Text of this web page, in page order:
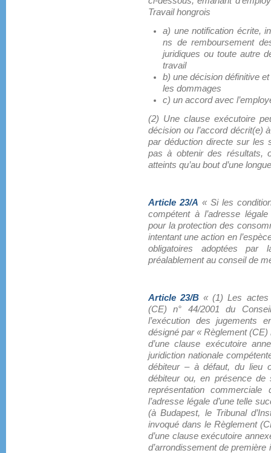
Travail hongrois
a) une notification écrite,
ns de remboursement
juridiques ou toute autre
travail
b) une décision définitive
les dommages
c) un accord avec
(2) Une clause exécutoire
décision ou l’accord décrit(e)
par déduction directe sur les
pas à obtenir des résultats,
atteints qu’au bout d’une
Article 23/A « Si les
compétent à l’adresse
pour la protection des
intentant une action en
obligatoires adoptées
préalablement au conseil de
Article 23/B « (1) Les actes
(CE) n° 44/2001 du
l’exécution des jugements
désigné par « Règlement
d’une clause exécutoire
juridiction nationale
débiteur – à défaut, du lieu
débiteur ou, en présence de
représentation
l’adresse légale d’une telle
(à Budapest, le Tribunal
invoqué dans le Règlement
d’une clause exécutoire
d’arrondissement de